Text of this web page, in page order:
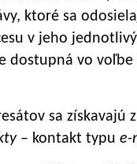
ktoré sa
v jeho
dostupná vo voľbe
sa získavajú
– kontakt typu e-